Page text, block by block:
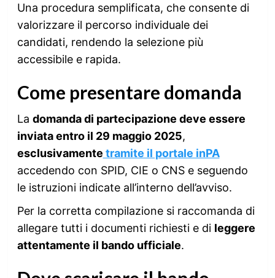
Una procedura semplificata, che consente di
valorizzare il percorso individuale dei
candidati, rendendo la selezione più
accessibile e rapida.
Come presentare domanda
La domanda di partecipazione deve essere
inviata entro il 29 maggio 2025,
esclusivamente tramite il portale inPA
accedendo con SPID, CIE o CNS e seguendo
le istruzioni indicate all’interno dell’avviso.
Per la corretta compilazione si raccomanda di
allegare tutti i documenti richiesti e di leggere
attentamente il bando ufficiale.